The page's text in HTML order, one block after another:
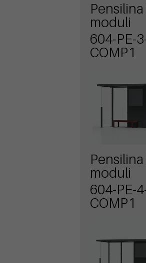
moduli
604-PE-
COMP1
moduli
604-PE-
COMP1